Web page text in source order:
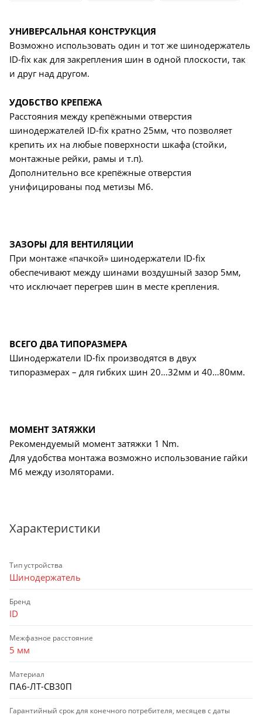
УНИВЕРСАЛЬНАЯ КОНСТРУКЦИЯ
Возможно использовать один и тот же шинодержатель
ID-fix как для закрепления шин в одной плоскости, так
и друг над другом.
УДОБСТВО КРЕПЕЖА
Расстояния между крепёжными отверстия
шинодержателей ID-fix кратно 25мм, что позволяет
крепить их на любые поверхности шкафа (стойки,
монтажные рейки, рамы и т.п).
Дополнительно все крепёжные отверстия
унифицированы под метизы М6.
ЗАЗОРЫ ДЛЯ ВЕНТИЛЯЦИИ
При монтаже «пачкой» шинодержатели ID-fix
обеспечивают между шинами воздушный зазор 5мм,
что исключает перегрев шин в месте крепления.
ВСЕГО ДВА ТИПОРАЗМЕРА
Шинодержатели ID-fix производятся в двух
типоразмерах – для гибких шин 20…32мм и 40…80мм.
МОМЕНТ ЗАТЯЖКИ
Рекомендуемый момент затяжки 1 Nm.
Для удобства монтажа возможно использование гайки
М6 между изоляторами.
Характеристики
Тип устройства
Шинодержатель
Бренд
ID
Межфазное расстояние
5 мм
Материал
ПА6-ЛТ-СВ30П
Гарантийный срок для конечного потребителя, месяцев с даты